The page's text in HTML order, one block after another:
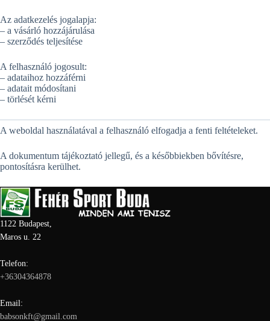
Az adatkezelés jogalapja:
– a vásárló hozzájárulása
– szerződés teljesítése
A felhasználó jogosult:
– adataihoz hozzáférni
– adatait módosítani
– törlését kérni
A weboldal használatával a felhasználó elfogadja a fenti feltételeket.
A dokumentum tájékoztató jellegű, és a későbbiekben bővítésre,
pontosításra kerülhet.
1122 Budapest,
Maros u. 22
Telefon:
+36304364878
Email:
babsonkft@gmail.com